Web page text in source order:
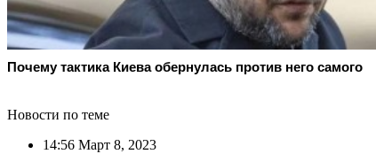
Почему тактика Киева обернулась против него самого
Новости по теме
14:56 Март 8, 2023